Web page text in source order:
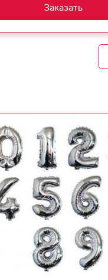
Заказать